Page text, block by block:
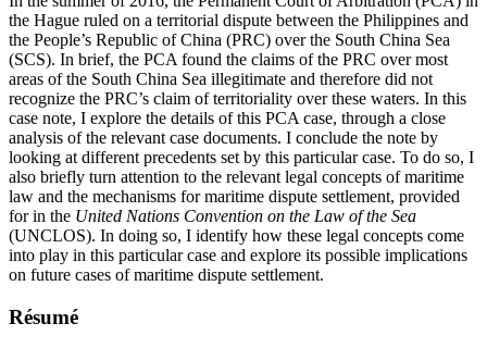
the Hague ruled on a territorial dispute between the Philippines and
the People’s Republic of China (PRC) over the South China Sea
(SCS). In brief, the PCA found the claims of the PRC over most
areas of the South China Sea illegitimate and therefore did not
recognize the PRC’s claim of territoriality over these waters. In this
case note, I explore the details of this PCA case, through a close
analysis of the relevant case documents. I conclude the note by
looking at different precedents set by this particular case. To do so, I
also briefly turn attention to the relevant legal concepts of maritime
law and the mechanisms for maritime dispute settlement, provided
for in the United Nations Convention on the Law of the Sea
(UNCLOS). In doing so, I identify how these legal concepts come
into play in this particular case and explore its possible implications
on future cases of maritime dispute settlement.
Résumé